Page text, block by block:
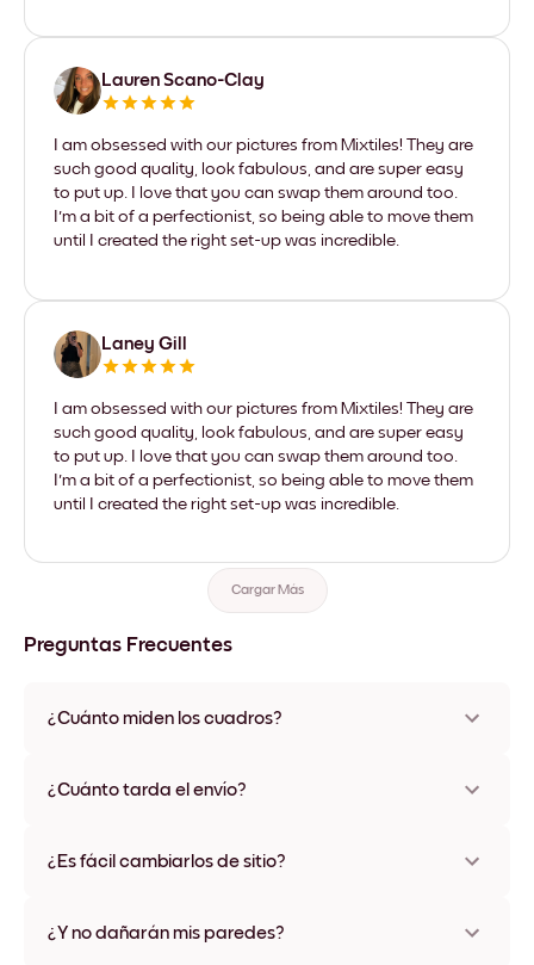
Lauren Scano-Clay
I am obsessed with our pictures from Mixtiles! They are
such good quality, look fabulous, and are super easy
to put up. I love that you can swap them around too.
I'm a bit of a perfectionist, so being able to move them
until I created the right set-up was incredible.
Laney Gill
I am obsessed with our pictures from Mixtiles! They are
such good quality, look fabulous, and are super easy
to put up. I love that you can swap them around too.
I'm a bit of a perfectionist, so being able to move them
until I created the right set-up was incredible.
Cargar Más
Preguntas Frecuentes
¿Cuánto miden los cuadros?
varios materiales y colores de marco, incluidas opciones sin
¿Cuánto tarda el envío?
disponibles en algunos países. Te enviaremos un número de
¿Es fácil cambiarlos de sitio?
ningún daño
¿Y no dañarán mis paredes?